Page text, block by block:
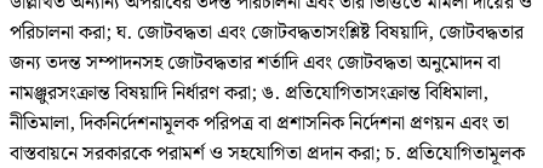
পরিচালনা করা; ঘ. জোটবদ্ধতা এবং জোটবদ্ধতাসংশ্লিষ্ট বিষয়াদি, জোটবদ্ধতার
জন্য তদন্ত সম্পাদনসহ জোটবদ্ধতার শর্তাদি এবং জোটবদ্ধতা অনুমোদন বা
নামঞ্জুরসংক্রান্ত বিষয়াদি নির্ধারণ করা; ঙ. প্রতিযোগিতাসংক্রান্ত বিধিমালা,
নীতিমালা, দিকনির্দেশনামূলক পরিপত্র বা প্রশাসনিক নির্দেশনা প্রণয়ন এবং তা
বাস্তবায়নে সরকারকে পরামর্শ ও সহযোগিতা প্রদান করা; চ. প্রতিযোগিতামূলক